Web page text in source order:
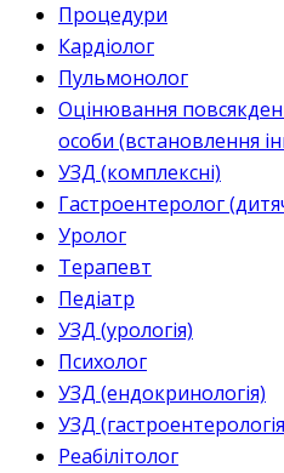
Процедури
Кардіолог
Пульмонолог
Оцінювання
особи (встановлення
УЗД (комплексні)
Гастроентеролог
Уролог
Терапевт
Педіатр
УЗД (урологія)
Психолог
УЗД (ендокринологія)
УЗД
Реабілітолог